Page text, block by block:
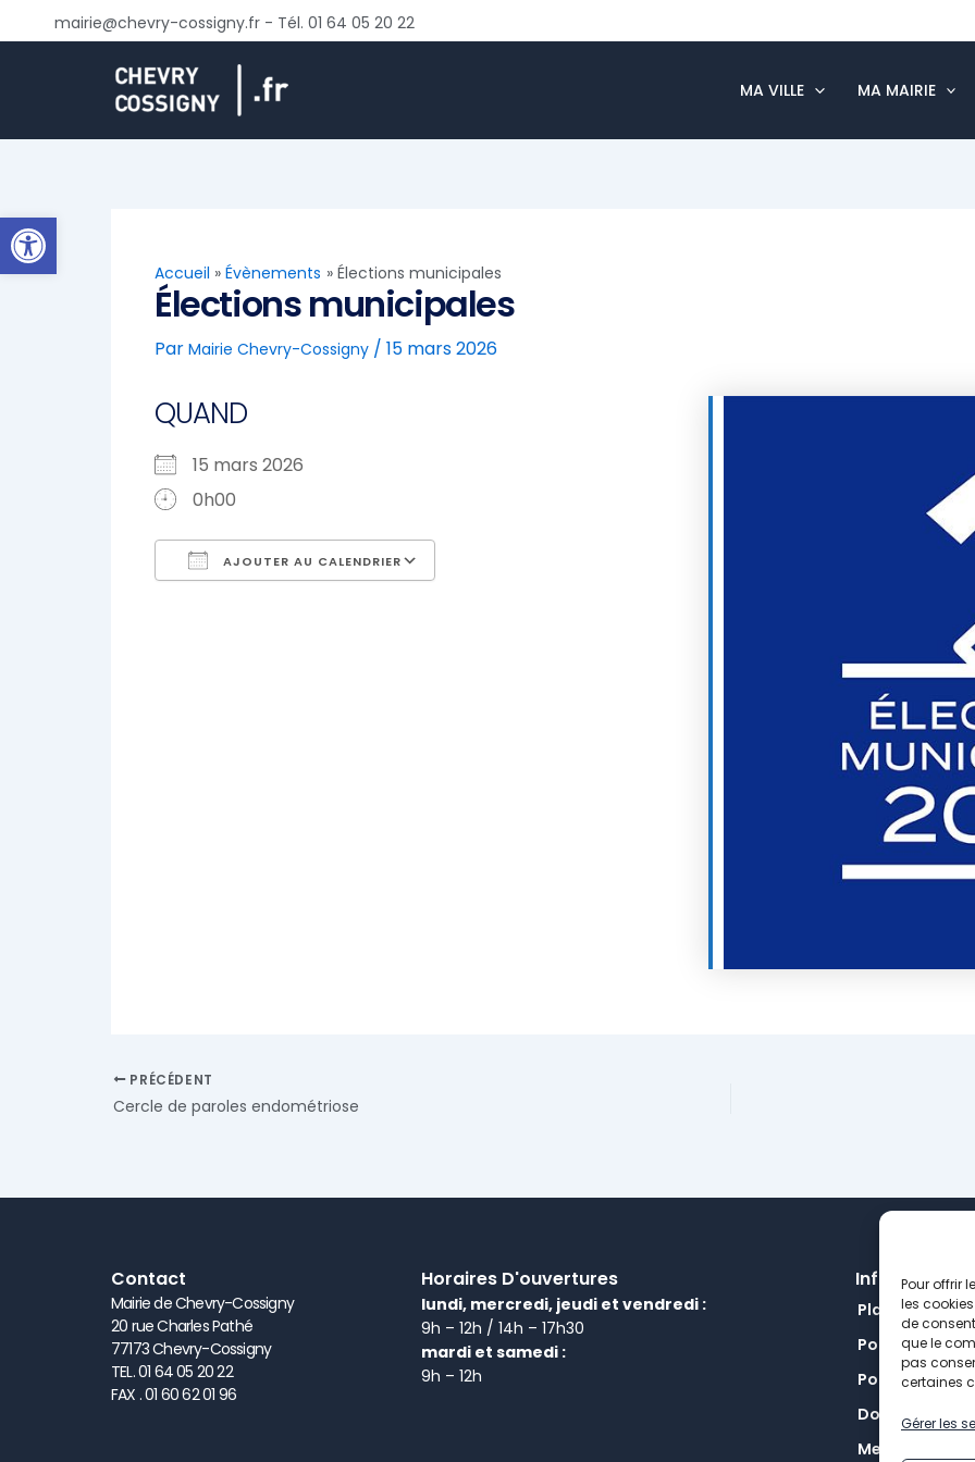
Ouvrir la barre d’outils
Pour offrir
les
de
que le
pas
certaines
Gérer les
au
mairie@chevry-cossigny.fr - Tél. 01 64 05 20 22
MA VILLE MA MAIRIE
Accueil Évènements Élections municipales
Élections municipales
Par Mairie Chevry-Cossigny / 15 mars 2026
QUAND
15 mars 2026
0h00
AJOUTER AU CALENDRIER
PRÉCÉDENT
Cercle de paroles endométriose
Contact
Mairie de Chevry-Cossigny
20 rue Charles Pathé
77173 Chevry-Cossigny
TEL. 01 64 05 20 22
FAX . 01 60 62 01 96
Horaires D'ouvertures
lundi, mercredi, jeudi et vendredi :
9h – 12h / 14h – 17h30
mardi et samedi :
9h – 12h
Informations
Plan de site
Politique de
Politique de
Données
Mentions